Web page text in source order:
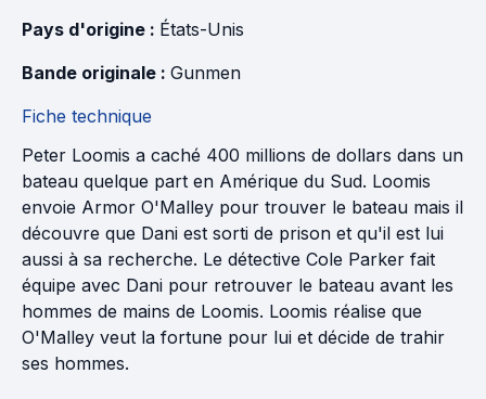
Pays d'origine : États-Unis
Bande originale : Gunmen
Fiche technique
Peter Loomis a caché 400 millions de dollars dans un
bateau quelque part en Amérique du Sud. Loomis
envoie Armor O'Malley pour trouver le bateau mais il
découvre que Dani est sorti de prison et qu'il est lui
aussi à sa recherche. Le détective Cole Parker fait
équipe avec Dani pour retrouver le bateau avant les
hommes de mains de Loomis. Loomis réalise que
O'Malley veut la fortune pour lui et décide de trahir
ses hommes.